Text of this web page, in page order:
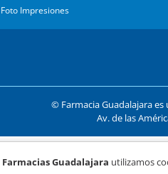
Foto Impresiones
© Farmacia Guadalajara es
Av. de las
Formas de pago y
Farmacias Guadalajara utilizamos